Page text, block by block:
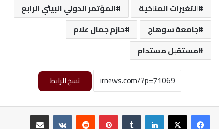
التغيرات المناخية
المؤتمر الدولي البيئي الرابع
جامعة سوهاج
حازم جمال علام
مستقبل مستدام
نسخ الرابط
لينكدإن بينتيريست